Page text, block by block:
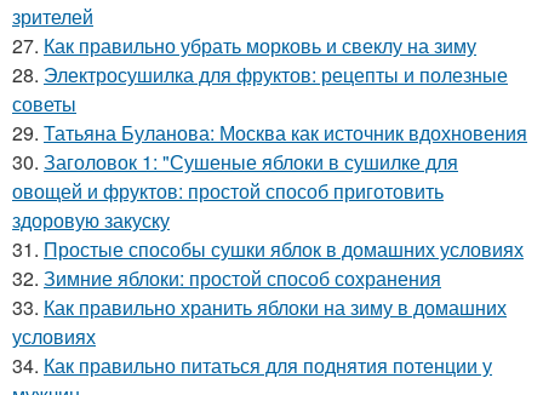
зрителей
27. Как правильно убрать морковь и свеклу на зиму
28. Электросушилка для фруктов: рецепты и полезные
советы
29. Татьяна Буланова: Москва как источник вдохновения
30. Заголовок 1: "Сушеные яблоки в сушилке для
овощей и фруктов: простой способ приготовить
здоровую закуску
31. Простые способы сушки яблок в домашних условиях
32. Зимние яблоки: простой способ сохранения
33. Как правильно хранить яблоки на зиму в домашних
условиях
34. Как правильно питаться для поднятия потенции у